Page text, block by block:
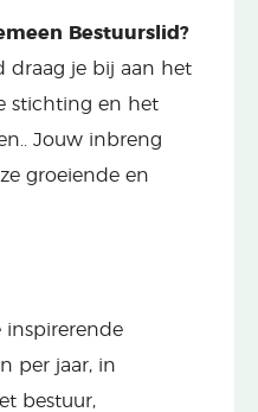
Bestuurslid?
draag je bij aan het
stichting en het
Jouw inbreng
groeiende en
inspirerende
per jaar, in
bestuur,